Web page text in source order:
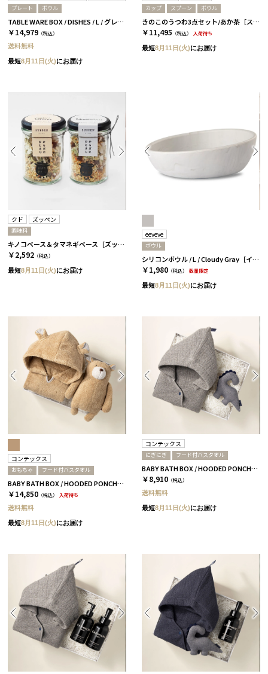
プレート ボウル
TABLE WARE BOX / DISHES / L / グレー＆ベージュ［イイホシユミコ×木村硝子店］
￥14,979 （税込）
送料無料
最短8月11日(火)にお届け
カップ スプーン ボウル
きのこのうつわ3点セット/あか茶［スナオラボ］
￥11,495 （税込） 入荷待ち
最短8月11日(火)にお届け
クド ズッペン
調味料
キノコベース＆タマネギベース［ズッペン］
￥2,592 （税込）
最短8月11日(火)にお届け
eeveve
ボウル
シリコンボウル / L / Cloudy Gray［イービーブ］
￥1,980 （税込） 数量限定
最短8月11日(火)にお届け
コンテックス
おもちゃ フード付バスタオル
BABY BATH BOX / HOODED PONCHO+BEAR / キャメル［コンテックス］
￥14,850 （税込） 入荷待ち
送料無料
最短8月11日(火)にお届け
コンテックス
にぎにぎ フード付バスタオル
BABY BATH BOX / HOODED PONCHO+TOY / グレー［コンテックス］
￥8,910 （税込）
送料無料
最短8月11日(火)にお届け